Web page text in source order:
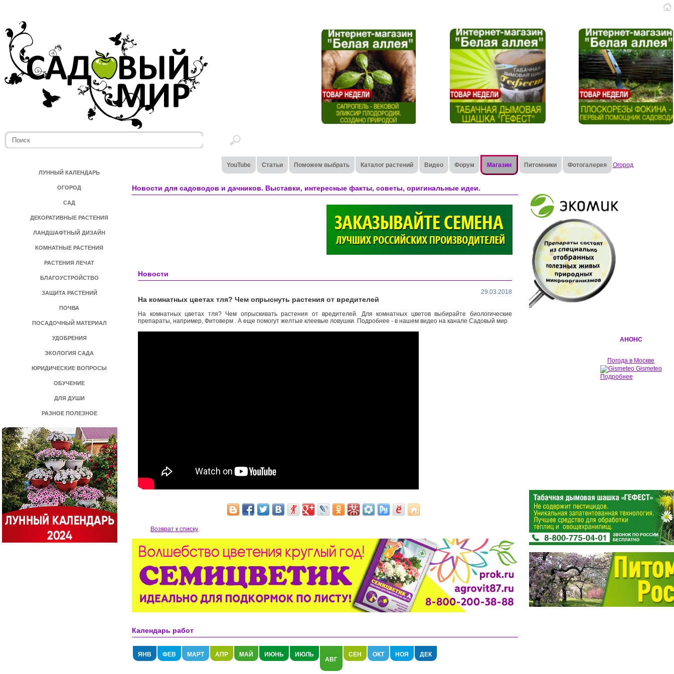
ЛУННЫЙ КАЛЕНДАРЬ
ОГОРОД
САД
ДЕКОРАТИВНЫЕ РАСТЕНИЯ
ЛАНДШАФТНЫЙ ДИЗАЙН
КОМНАТНЫЕ РАСТЕНИЯ
РАСТЕНИЯ ЛЕЧАТ
БЛАГОУСТРОЙСТВО
ЗАЩИТА РАСТЕНИЙ
ПОЧВА
ПОСАДОЧНЫЙ МАТЕРИАЛ
УДОБРЕНИЯ
ЭКОЛОГИЯ САДА
ЮРИДИЧЕСКИЕ ВОПРОСЫ
ОБУЧЕНИЕ
ДЛЯ ДУШИ
РАЗНОЕ ПОЛЕЗНОЕ
YouTube Статьи Поможем выбрать Каталог растений Видео Форум Магазин Питомники Фотогалерея Огород
Новости для садоводов и дачников. Выставки, интересные факты, советы, оригинальные идеи.
Новости
29.03.2018
На комнатных цветах тля? Чем опрыснуть растения от вредителей
На комнатных цветах тля? Чем опрыскивать растения от вредителей. Для комнатных цветов выбирайте биологические
препараты, например, Фитоверм . А еще помогут желтые клеевые ловушки. Подробнее - в нашем видео на канале Садовый мир
Возврат к списку
Календарь работ
ЯНВ ФЕВ МАРТ АПР МАЙ ИЮНЬ ИЮЛЬ
АВГ
СЕН ОКТ НОЯ ДЕК
АНОНС
Погода в Москве
Gismeteo
Подробнее